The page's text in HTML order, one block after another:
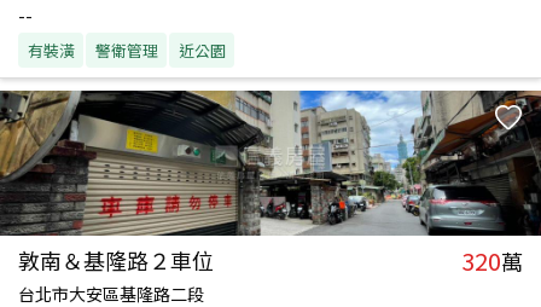
--
有裝潢 警衛管理 近公園
敦南＆基隆路２車位 320萬
台北市大安區基隆路二段